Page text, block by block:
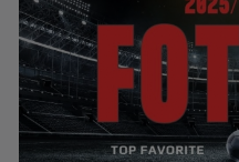
TVR Sport transmite în